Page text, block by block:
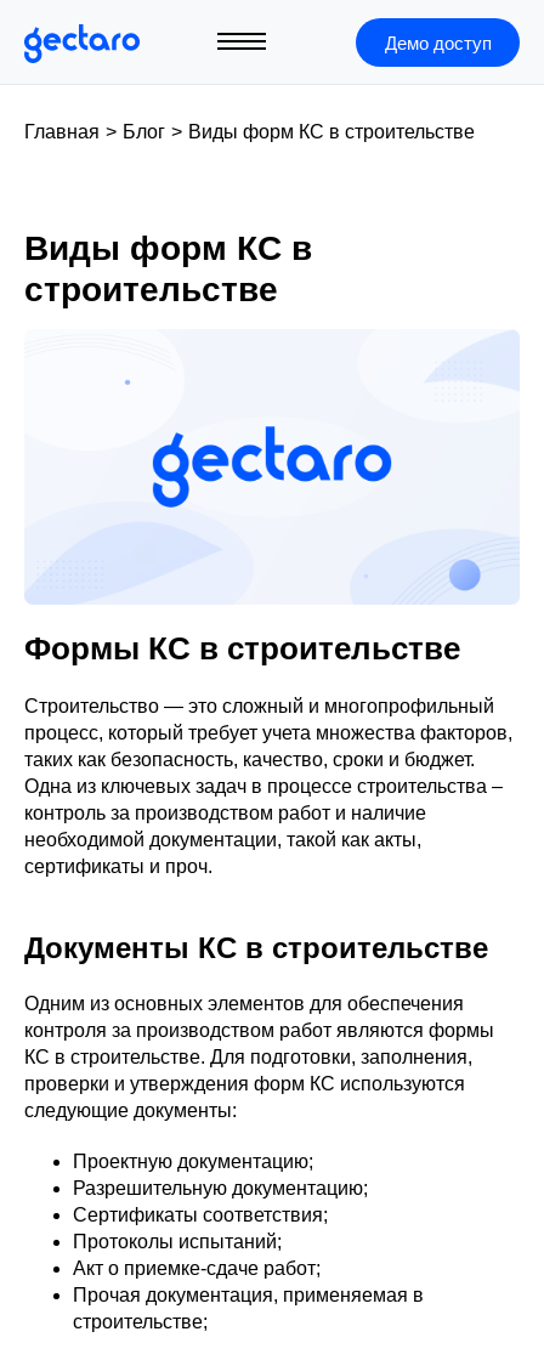
Демо доступ
Главная > Блог > Виды форм КС в строительстве
Виды форм КС в
строительстве
Формы КС в строительстве
Строительство — это сложный и многопрофильный
процесс, который требует учета множества факторов,
таких как безопасность, качество, сроки и бюджет.
Одна из ключевых задач в процессе строительства –
контроль за производством работ и наличие
необходимой документации, такой как акты,
сертификаты и проч.
Документы КС в строительстве
Одним из основных элементов для обеспечения
контроля за производством работ являются формы
КС в строительстве. Для подготовки, заполнения,
проверки и утверждения форм КС используются
следующие документы:
Проектную документацию;
Разрешительную документацию;
Сертификаты соответствия;
Протоколы испытаний;
Акт о приемке-сдаче работ;
Прочая документация, применяемая в
строительстве;